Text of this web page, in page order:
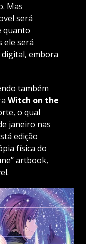
Mas
será
quanto
ele será
embora
também
Witch on the
o qual
janeiro nas
edição
física do
artbook,